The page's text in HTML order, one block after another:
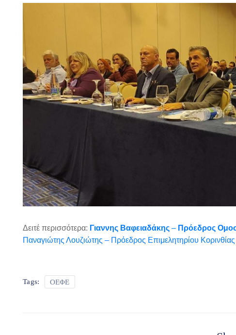
Δειτέ περισσότερα: Γιαννης Βαφειαδάκης – Πρόεδρος
Παναγιώτης Λουζιώτης – Πρόεδρος Επιμελητηρίου Κορινθίας
Tags: ΟΕΦΕ